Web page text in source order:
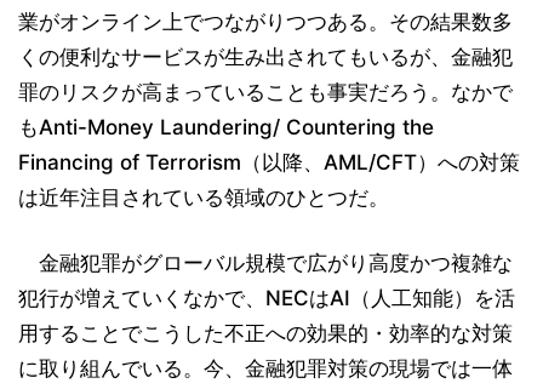
業がオンライン上でつながりつつある。その結果数多
くの便利なサービスが生み出されてもいるが、金融犯
罪のリスクが高まっていることも事実だろう。なかで
もAnti-Money Laundering/ Countering the
Financing of Terrorism（以降、AML/CFT）への対策
は近年注目されている領域のひとつだ。
金融犯罪がグローバル規模で広がり高度かつ複雑な
犯行が増えていくなかで、NECはAI（人工知能）を活
用することでこうした不正への効果的・効率的な対策
に取り組んでいる。今、金融犯罪対策の現場では一体